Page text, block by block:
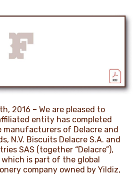
NOI
2016 – We are pleased to
entity has completed
of Delacre and
N.V. Biscuits Delacre S.A. and
SAS (together “Delacre”),
is part of the global
company owned by Yildiz,